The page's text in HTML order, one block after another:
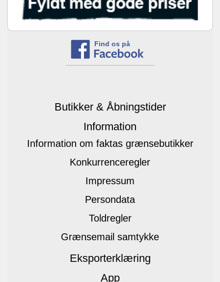
Find os på
Butikker & Åbningstider
Information
Information om faktas grænsebutikker
Konkurrenceregler
Impressum
Persondata
Toldregler
Grænsemail samtykke
Eksporterklæring
App